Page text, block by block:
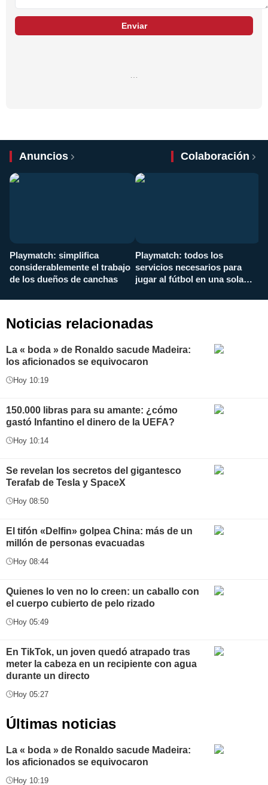
Enviar
Anuncios Colaboración
Playmatch: simplifica
considerablemente el trabajo
de los dueños de canchas
Playmatch: todos los
servicios necesarios para
jugar al fútbol en una sola
Noticias relacionadas
La « boda » de Ronaldo sacude Madeira:
los aficionados se equivocaron
Hoy 10:19
150.000 libras para su amante: ¿cómo
gastó Infantino el dinero de la UEFA?
Hoy 10:14
Se revelan los secretos del gigantesco
Terafab de Tesla y SpaceX
Hoy 08:50
El tifón «Delfin» golpea China: más de un
millón de personas evacuadas
Hoy 08:44
Quienes lo ven no lo creen: un caballo con
el cuerpo cubierto de pelo rizado
Hoy 05:49
En TikTok, un joven quedó atrapado tras
meter la cabeza en un recipiente con agua
durante un directo
Hoy 05:27
Últimas noticias
La « boda » de Ronaldo sacude Madeira:
los aficionados se equivocaron
Hoy 10:19